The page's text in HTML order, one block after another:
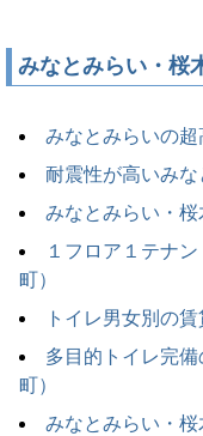
みなとみらい・桜
みなとみらいの
耐震性が高いみ
みなとみらい・
１フロア１テナ
町）
トイレ男女別の
多目的トイレ完
町）
みなとみらい・